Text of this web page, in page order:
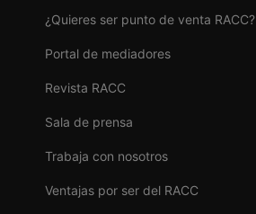
¿Quieres ser punto de venta RACC?
Portal de mediadores
Revista RACC
Sala de prensa
Trabaja con nosotros
Ventajas por ser del RACC